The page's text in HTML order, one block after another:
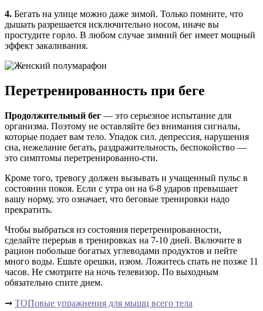
4. Бегать на улице можно даже зимой. Только помните, что
дышать разрешается исключительно носом, иначе вы
простудите горло. В любом случае зимний бег имеет мощный
эффект закаливания.
Перетренированность при беге
Продолжительный бег — это серьезное испытание для
организма. Поэтому не оставляйте без внимания сигналы,
которые подает вам тело. Упадок сил. депрессия, нарушения
сна, нежелание бегать, раздражительность, беспокойство —
это симптомы перетренированно-сти.
Кроме того, тревогу должен вызывать и учащенный пульс в
состоянии покоя. Если с утра он на 6-8 ударов превышает
вашу норму, это означает, что беговые тренировки надо
прекратить.
Чтобы выбраться из состояния перетренированности,
сделайте перерыв в тренировках на 7-10 дней. Включите в
рацион побольше богатых углеводами продуктов и пейте
много воды. Ешьте орешки, изюм. Ложитесь спать не позже 11
часов. Не смотрите на ночь телевизор. По выходным
обязательно спите днем.
➞ ТОПовые упражнения для мышц всего тела